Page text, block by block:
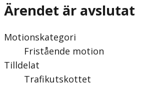
Ärendet är avslutat
Motionskategori
Fristående motion
Tilldelat
Trafikutskottet